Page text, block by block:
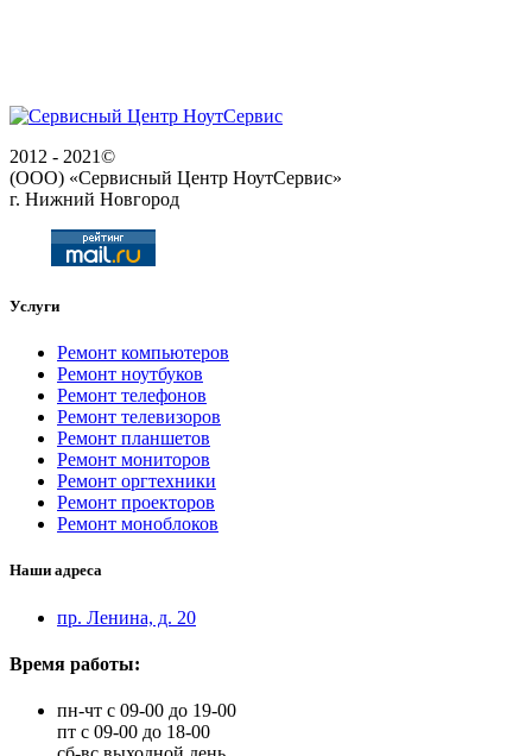
2012 - 2021©
(ООО) «Сервисный Центр НоутСервис»
г. Нижний Новгород
Услуги
Ремонт компьютеров
Ремонт ноутбуков
Ремонт телефонов
Ремонт телевизоров
Ремонт планшетов
Ремонт мониторов
Ремонт оргтехники
Ремонт проекторов
Ремонт моноблоков
Наши адреса
пр. Ленина, д. 20
Время работы:
пн-чт с 09-00 до 19-00
пт с 09-00 до 18-00